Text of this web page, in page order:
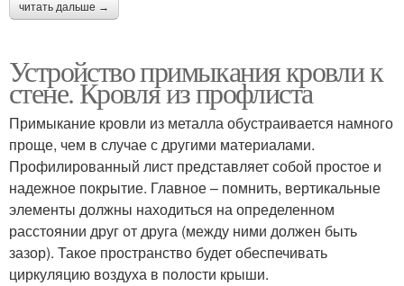
читать дальше →
Устройство примыкания кровли к
стене. Кровля из профлиста
Примыкание кровли из металла обустраивается намного
проще, чем в случае с другими материалами.
Профилированный лист представляет собой простое и
надежное покрытие. Главное – помнить, вертикальные
элементы должны находиться на определенном
расстоянии друг от друга (между ними должен быть
зазор). Такое пространство будет обеспечивать
циркуляцию воздуха в полости крыши.